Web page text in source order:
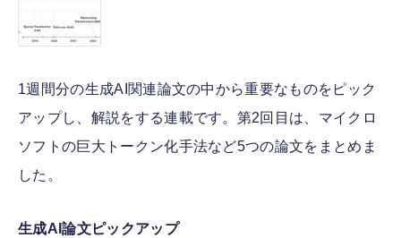
1週間分の生成AI関連論文の中から重要なものをピック
アップし、解説をする連載です。第2回目は、マイクロ
ソフトの巨大トークン化手法など5つの論文をまとめま
した。
生成AI論文ピックアップ